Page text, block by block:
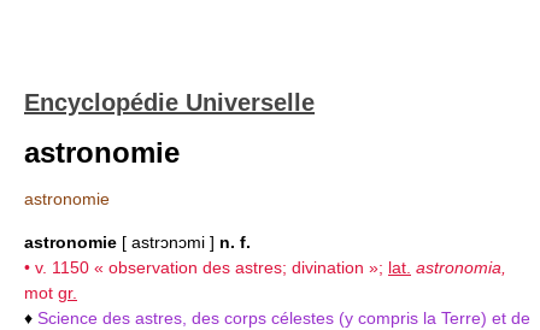
Encyclopédie Universelle
astronomie
astronomie
astronomie [ astrɔnɔmi ] n. f.
• v. 1150 « observation des astres; divination »; lat. astronomia,
mot gr.
♦ Science des astres, des corps célestes (y compris la Terre) et de